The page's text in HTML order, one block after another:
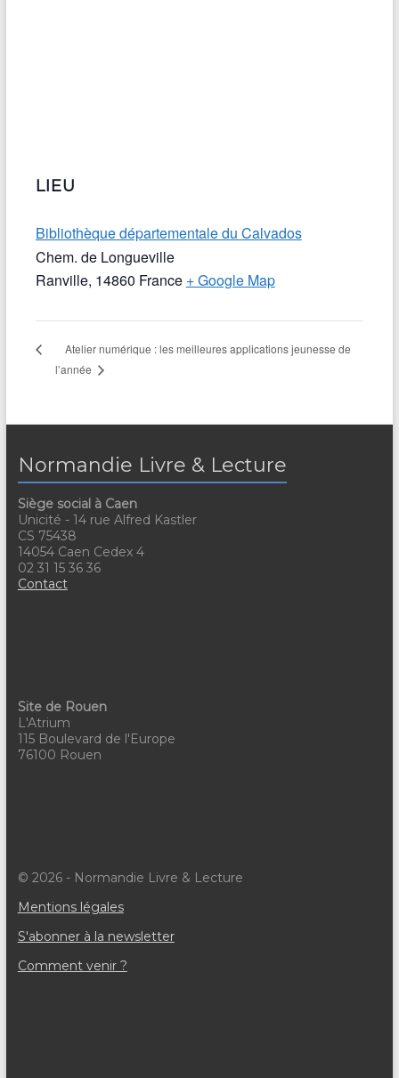
LIEU
Bibliothèque départementale du Calvados
Chem. de Longueville
Ranville, 14860 France + Google Map
Atelier numérique : les meilleures applications jeunesse de
l’année
Normandie Livre & Lecture
Siège social à Caen
Unicité - 14 rue Alfred Kastler
CS 75438
14054 Caen Cedex 4
02 31 15 36 36
Contact
Site de Rouen
L'Atrium
115 Boulevard de l'Europe
76100 Rouen
© 2026 - Normandie Livre & Lecture
Mentions légales
S'abonner à la newsletter
Comment venir ?